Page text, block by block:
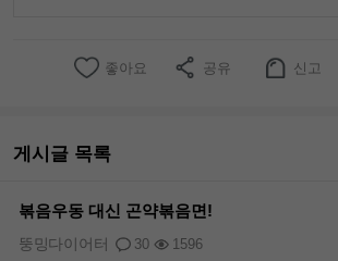
좋아요 공유 신고
게시글 목록
볶음우동 대신 곤약볶음면!
30 1596
뚱밍다이어터